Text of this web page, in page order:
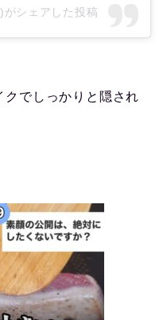
シェアした投稿
クでしっかりと隠され